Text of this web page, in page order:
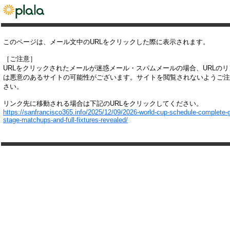
このページは、メール文中のURLをクリックした際に表示されます。
［ご注意］
URLをクリックされたメールが迷惑メール・スパムメールの場合、URLの
は悪意のあるサイトの可能性がございます。サイトを閲覧されないようご
さい。
リンク先に移動される場合は下記のURLをクリックしてください。
https://sanfrancisco365.info/2025/12/09/2026-world-cup-schedule-complete-
stage-matchups-and-full-fixtures-revealed/